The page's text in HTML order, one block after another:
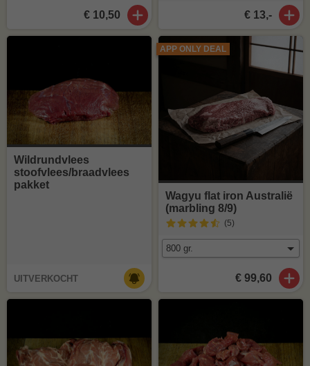
€ 10,50 € 13,-
Wildrundvlees
stoofvlees/braadvlees
pakket
UITVERKOCHT
APP ONLY DEAL
Wagyu flat iron Australië
(marbling 8/9)
(5)
€ 99,60